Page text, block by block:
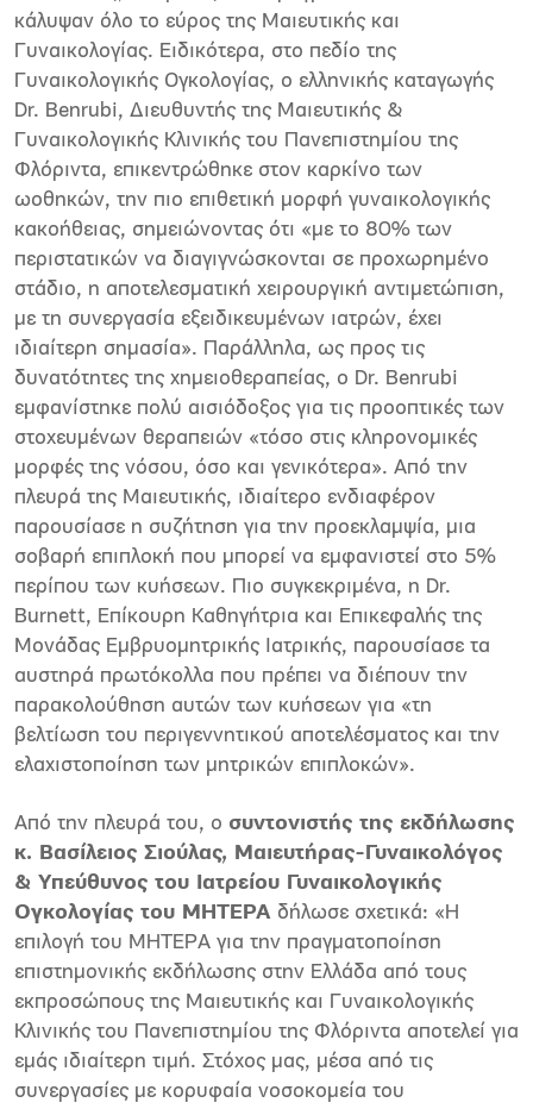
κάλυψαν όλο το εύρος της Μαιευτικής και
Γυναικολογίας. Ειδικότερα, στο πεδίο της
Γυναικολογικής Ογκολογίας, ο ελληνικής καταγωγής
Dr. Benrubi, Διευθυντής της Μαιευτικής &
Γυναικολογικής Κλινικής του Πανεπιστημίου της
Φλόριντα, επικεντρώθηκε στον καρκίνο των
ωοθηκών, την πιο επιθετική μορφή γυναικολογικής
κακοήθειας, σημειώνοντας ότι «με το 80% των
περιστατικών να διαγιγνώσκονται σε προχωρημένο
στάδιο, η αποτελεσματική χειρουργική αντιμετώπιση,
με τη συνεργασία εξειδικευμένων ιατρών, έχει
ιδιαίτερη σημασία». Παράλληλα, ως προς τις
δυνατότητες της χημειοθεραπείας, ο Dr. Benrubi
εμφανίστηκε πολύ αισιόδοξος για τις προοπτικές των
στοχευμένων θεραπειών «τόσο στις κληρονομικές
μορφές της νόσου, όσο και γενικότερα». Από την
πλευρά της Μαιευτικής, ιδιαίτερο ενδιαφέρον
παρουσίασε η συζήτηση για την προεκλαμψία, μια
σοβαρή επιπλοκή που μπορεί να εμφανιστεί στο 5%
περίπου των κυήσεων. Πιο συγκεκριμένα, η Dr.
Burnett, Επίκουρη Καθηγήτρια και Επικεφαλής της
Μονάδας Εμβρυομητρικής Ιατρικής, παρουσίασε τα
αυστηρά πρωτόκολλα που πρέπει να διέπουν την
παρακολούθηση αυτών των κυήσεων για «τη
βελτίωση του περιγεννητικού αποτελέσματος και την
ελαχιστοποίηση των μητρικών επιπλοκών».
Από την πλευρά του, ο συντονιστής της εκδήλωσης
κ. Βασίλειος Σιούλας, Μαιευτήρας-Γυναικολόγος
& Υπεύθυνος του Ιατρείου Γυναικολογικής
Ογκολογίας του ΜΗΤΕΡΑ δήλωσε σχετικά: «Η
επιλογή του ΜΗΤΕΡΑ για την πραγματοποίηση
επιστημονικής εκδήλωσης στην Ελλάδα από τους
εκπροσώπους της Μαιευτικής και Γυναικολογικής
Κλινικής του Πανεπιστημίου της Φλόριντα αποτελεί για
εμάς ιδιαίτερη τιμή. Στόχος μας, μέσα από τις
συνεργασίες με κορυφαία νοσοκομεία του